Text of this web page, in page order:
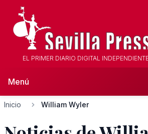
EL PRIMER DIARIO DIGITAL
Menú
Inicio William Wyler